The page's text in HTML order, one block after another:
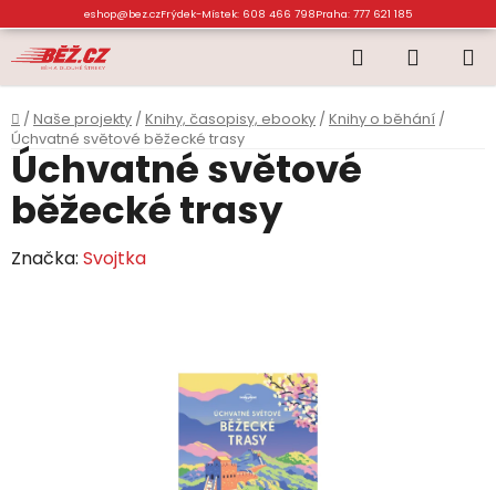
na
obsah
eshop@bez.czFrýdek-Místek: 608 466 798Praha: 777 621 185
Hledat
KOŠÍK
Domů
/ Naše projekty / Knihy, časopisy, ebooky / Knihy o běhání /
Úchvatné světové běžecké trasy
Úchvatné světové
běžecké trasy
Značka: Svojtka